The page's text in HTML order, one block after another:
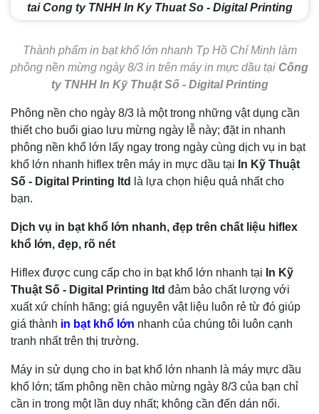
Thành phẩm in bạt khổ lớn nhanh Tp Hồ Chí Minh làm
phông nền mừng ngày 8/3 in trên máy in mực dầu tại Công
ty TNHH In Kỹ Thuật Số - Digital Printing
Phông nền cho ngày 8/3 là một trong những vật dụng cần
thiết cho buổi giao lưu mừng ngày lễ này; đặt in nhanh
phông nền khổ lớn lấy ngay trong ngày cùng dịch vụ in bạt
khổ lớn nhanh hiflex trên máy in mực dầu tại In Kỹ Thuật
Số - Digital Printing ltd
là lựa chọn hiệu quả nhất cho
bạn.
Dịch vụ in bạt khổ lớn nhanh, đẹp trên chất liệu hiflex
khổ lớn, đẹp, rõ nét
Hiflex được cung cấp cho in bạt khổ lớn nhanh tại In Kỹ
Thuật Số - Digital Printing ltd đảm bảo chất lượng với
xuất xứ chính hãng; giá nguyên vật liệu luôn rẻ từ đó giúp
giá thành in bạt khổ lớn nhanh của chúng tôi luôn cạnh
tranh nhất trên thị trường.
Máy in sử dụng cho in bạt khổ lớn nhanh là máy mực dầu
khổ lớn; tấm phông nền chào mừng ngày 8/3 của bạn chỉ
cần in trong một lần duy nhất; không cần đến dán nối.